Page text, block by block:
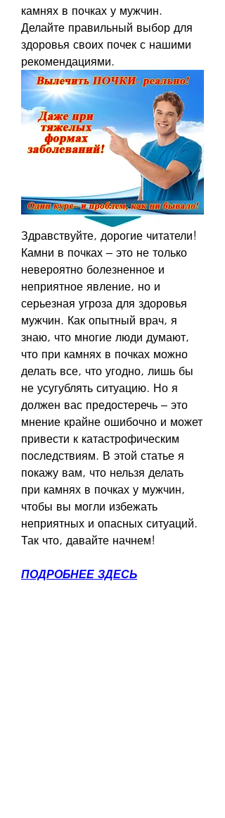
камнях в почках у мужчин.
Делайте правильный выбор для
здоровья своих почек с нашими
рекомендациями.
Здравствуйте, дорогие читатели!
Камни в почках – это не только
невероятно болезненное и
неприятное явление, но и
серьезная угроза для здоровья
мужчин. Как опытный врач, я
знаю, что многие люди думают,
что при камнях в почках можно
делать все, что угодно, лишь бы
не усугублять ситуацию. Но я
должен вас предостеречь – это
мнение крайне ошибочно и может
привести к катастрофическим
последствиям. В этой статье я
покажу вам, что нельзя делать
при камнях в почках у мужчин,
чтобы вы могли избежать
неприятных и опасных ситуаций.
Так что, давайте начнем!
ПОДРОБНЕЕ ЗДЕСЬ